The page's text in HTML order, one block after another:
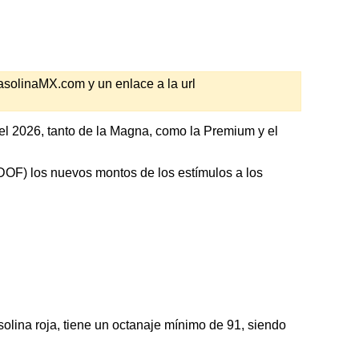
y un enlace a la url
2026, tanto de la Magna, como la Premium y el
los nuevos montos de los estímulos a los
roja, tiene un octanaje mínimo de 91, siendo